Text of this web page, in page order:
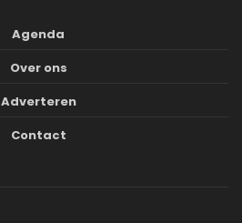
Agenda
Over ons
Adverteren
Contact